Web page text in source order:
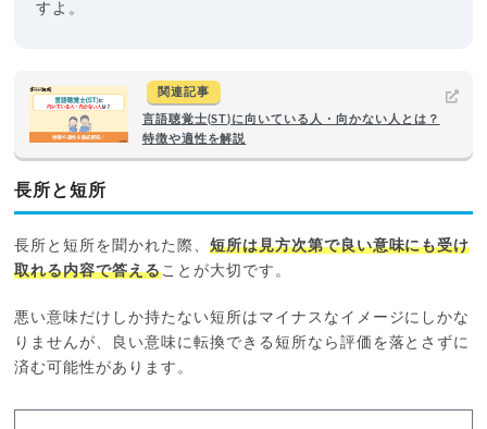
すよ。
関連記事
言語聴覚士(ST)に向いている人・向かない人とは？
特徴や適性を解説
長所と短所
長所と短所を聞かれた際、 短所は見方次第で良い意味にも受け
取れる内容で答えることが大切です。
悪い意味だけしか持たない短所はマイナスなイメージにしかな
りませんが、良い意味に転換できる短所なら評価を落とさずに
済む可能性があります。